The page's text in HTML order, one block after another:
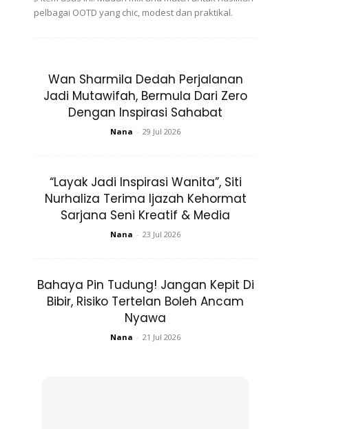
pelbagai OOTD yang chic, modest dan praktikal.
Wan Sharmila Dedah Perjalanan
Jadi Mutawifah, Bermula Dari Zero
Dengan Inspirasi Sahabat
Nana - 29 Jul 2026
“Layak Jadi Inspirasi Wanita”, Siti
Nurhaliza Terima Ijazah Kehormat
Sarjana Seni Kreatif & Media
Nana - 23 Jul 2026
Bahaya Pin Tudung! Jangan Kepit Di
Bibir, Risiko Tertelan Boleh Ancam
Nyawa
Nana - 21 Jul 2026